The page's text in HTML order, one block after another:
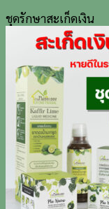
ชุดรักษาสะเก็ดเงิน